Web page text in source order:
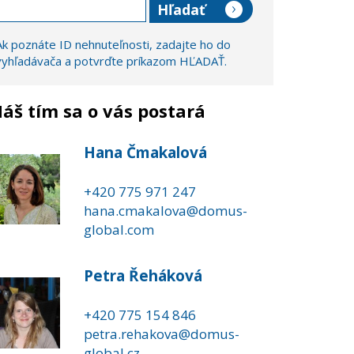
poznáte ID nehnuteľnosti, zadajte ho do
a potvrďte príkazom HĽADAŤ.
tím sa o vás postará
Hana Čmakalová
+420 775 971 247
hana.cmakalova@domus-
global.com
Petra Řeháková
+420 775 154 846
petra.rehakova@domus-